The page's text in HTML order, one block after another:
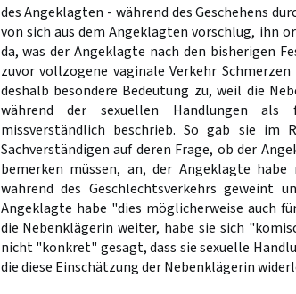
des Angeklagten - während des Geschehens
von sich aus dem Angeklagten vorschlug, ihn
da, was der Angeklagte nach den bisherigen
zuvor vollzogene vaginale Verkehr
deshalb besondere Bedeutung zu, weil die
während der sexuellen Handlungen als
missverständlich beschrieb. So gab sie im
Sachverständigen auf deren Frage, ob der
bemerken müssen, an, der Angeklagte
während des Geschlechtsverkehrs geweint
Angeklagte habe "dies möglicherweise auch
die Nebenklägerin weiter, habe sie sich
nicht "konkret" gesagt, dass sie sexuelle
die diese Einschätzung der Nebenklägerin